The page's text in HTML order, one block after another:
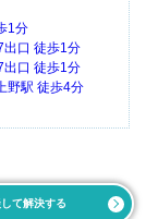
1分
出口 徒歩1分
出口 徒歩1分
野駅 徒歩4分
て解決する